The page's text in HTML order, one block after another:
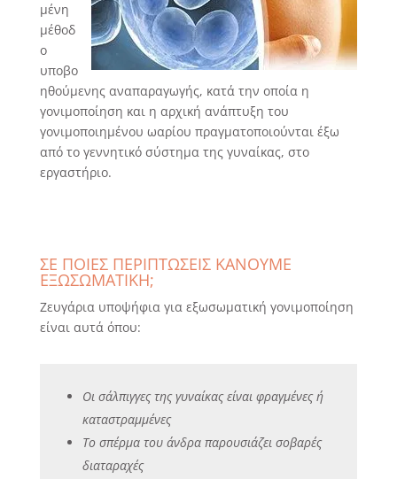
μένη
μέθοδ
ο
υποβο
ηθούμενης αναπαραγωγής, κατά την οποία η
γονιμοποίηση και η αρχική ανάπτυξη του
γονιμοποιημένου ωαρίου πραγματοποιούνται έξω
από το γεννητικό σύστημα της γυναίκας, στο
εργαστήριο.
ΣΕ ΠΟΙΕΣ ΠΕΡΙΠΤΩΣΕΙΣ ΚΑΝΟΥΜΕ
ΕΞΩΣΩΜΑΤΙΚΗ;
Ζευγάρια υποψήφια για εξωσωματική γονιμοποίηση
είναι αυτά όπου:
Οι σάλπιγγες της γυναίκας είναι φραγμένες ή
καταστραμμένες
Το σπέρμα του άνδρα παρουσιάζει σοβαρές
διαταραχές